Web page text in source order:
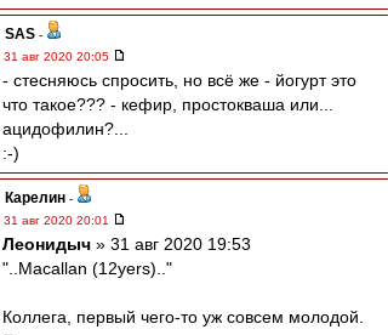
SAS -
31 авг 2020 20:05
- стесняюсь спросить, но всё же - йогурт это
что такое??? - кефир, простокваша или...
ацидофилин?...
:-)
Карелин -
31 авг 2020 20:01
Леонидыч » 31 авг 2020 19:53
"..Macallan (12yers).."
Коллега, первый чего-то уж совсем молодой.